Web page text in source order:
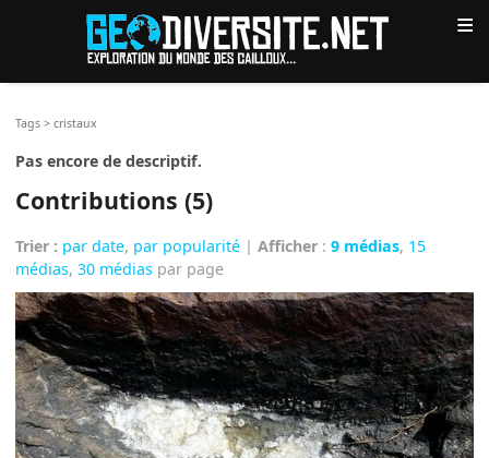
≡
Tags >cristaux
Pas encore de descriptif.
Contributions (5)
Trier : par date, par popularité |Afficher :9 médias, 15
médias,30 médias par page